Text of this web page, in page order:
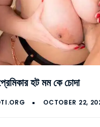
হট মম কে চোদা